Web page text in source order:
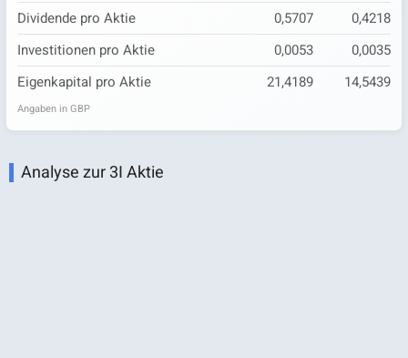
Dividende pro Aktie
0,5707
0,4218
Investitionen pro Aktie
0,0053
0,0035
Eigenkapital pro Aktie
21,4189 14,5439
Angaben in GBP
Analyse zur 3I Aktie